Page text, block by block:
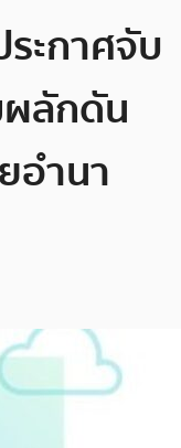
ะกาศจับ
ผลักดัน
อำนา